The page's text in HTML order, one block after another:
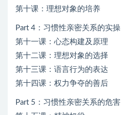
第十课：理想对象的培养
Part 4：习惯性亲密关系的实操
第十一课：心态构建及原理
第十二课：理想对象的选择
第十三课：语言行为的表达
第十四课：权力争夺的善后
Part 5：习惯性亲密关系的危害